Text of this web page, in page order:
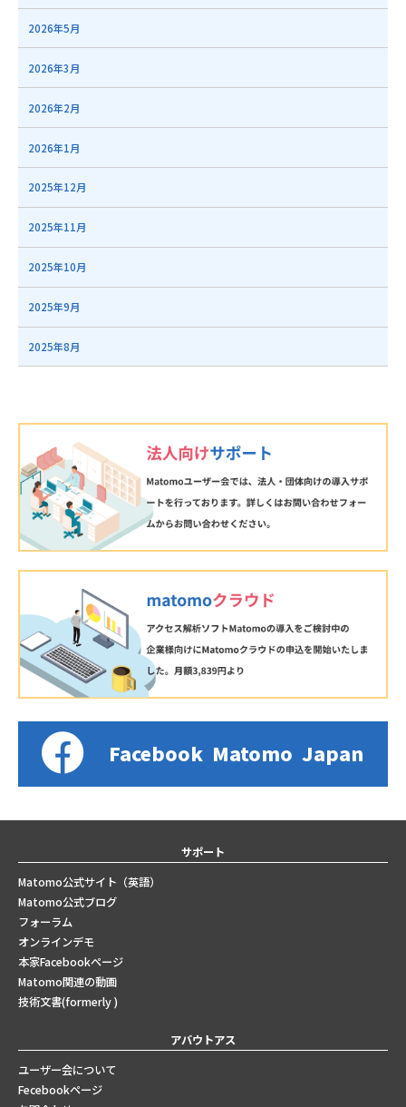
2026年5月
2026年3月
2026年2月
2026年1月
2025年12月
2025年11月
2025年10月
2025年9月
2025年8月
Facebook Matomo Japan
サポート
Matomo公式サイト（英語）
Matomo公式ブログ
フォーラム
オンラインデモ
本家Facebookページ
Matomo関連の動画
技術文書(formerly )
アバウトアス
ユーザー会について
Fecebookページ